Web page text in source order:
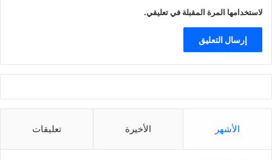
لاستخدامها المرة المقبلة في تعليقي.
الأشهر الأخيرة تعليقات